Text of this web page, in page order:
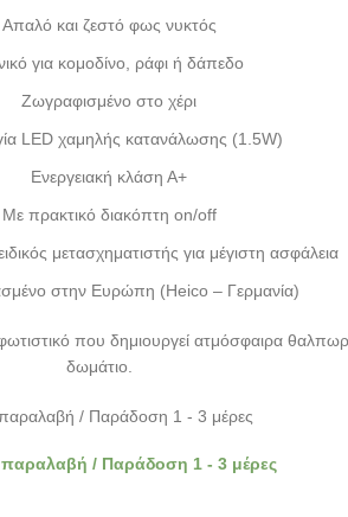
Απαλό και ζεστό φως νυκτός
για κομοδίνο, ράφι ή δάπεδο
Ζωγραφισμένο στο χέρι
LED χαμηλής κατανάλωσης (1.5W)
Ενεργειακή κλάση Α+
Με πρακτικό διακόπτη on/off
μετασχηματιστής για μέγιστη ασφάλεια
στην Ευρώπη (Heico – Γερμανία)
που δημιουργεί ατμόσφαιρα
δωμάτιο.
/ Παράδοση 1 - 3 μέρες
/ Παράδοση 1 - 3 μέρες